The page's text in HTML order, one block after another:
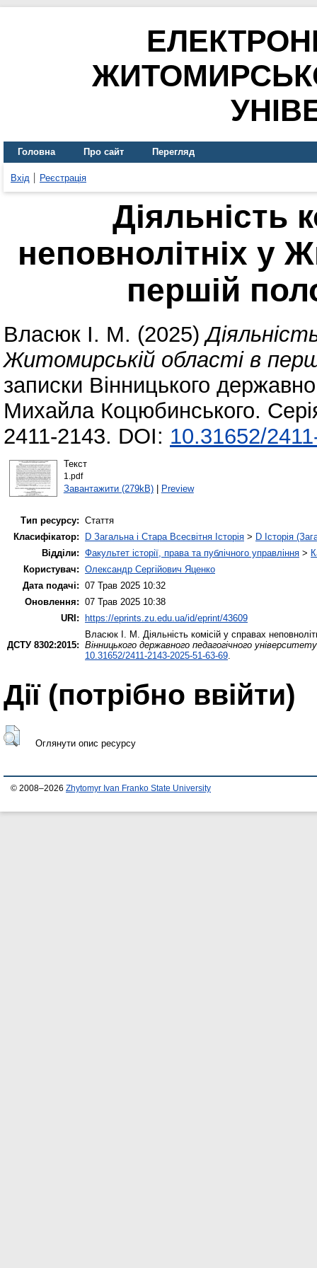
Головна Про сайт Перегляд
Вхід Реєстрація
Діяльність
неповнолітніх у
першій
Власюк І. М. (2025)
Житомирській області в
записки Вінницького
Михайла Коцюбинського.
2411-2143. DOI: 10.31652/
Текст
1.pdf
Завантажити (279kB)| Preview
Тип ресурсу: Стаття
Класифікатор:
D Загальна і Стара Всесвітня Історія > D Історія
Відділи: Факультет історії, права та публічного управління >
Користувач: Олександр Сергійович Яценко
Дата подачі: 07 Трав 2025 10:32
Оновлення: 07 Трав 2025 10:38
URI:
https://eprints.zu.edu.ua/id/eprint/43609
ДСТУ 8302:2015:
Власюк І. М. Діяльність комісій у справах
Вінницького державного педагогічного
10.31652/2411-2143-2025-51-63-69.
Дії ​​(потрібно ввійти)
Оглянути опис ресурсу
© 2008–2026 Zhytomyr Ivan Franko State University